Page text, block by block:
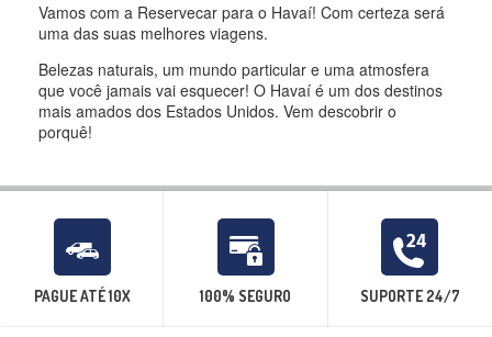
Vamos com a Reservecar para o Havaí! Com certeza será
uma das suas melhores viagens.
Belezas naturais, um mundo particular e uma atmosfera
que você jamais vai esquecer! O Havaí é um dos destinos
mais amados dos Estados Unidos. Vem descobrir o
porquê!
PAGUE ATÉ 10X 100% SEGURO SUPORTE 24/7